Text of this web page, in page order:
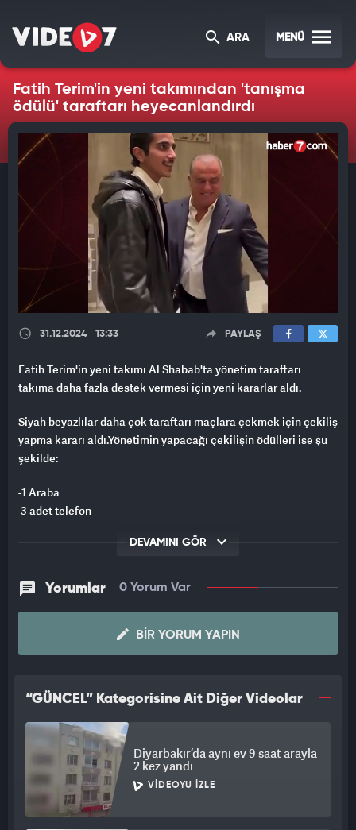
ARA MENÜ
Fatih Terim'in yeni takımından 'tanışma
ödülü' taraftarı heyecanlandırdı
31.12.2024 13:33 PAYLAŞ
Fatih Terim'in yeni takımı Al Shabab'ta yönetim taraftarı
takıma daha fazla destek vermesi için yeni kararlar aldı.
Siyah beyazlılar daha çok taraftarı maçlara çekmek için çekiliş
yapma kararı aldı.Yönetimin yapacağı çekilişin ödülleri ise şu
şekilde:
-1 Araba
-3 adet telefon
-"İmparator Fatih Terim" imzalı 20 forma
gezebilmek için 20 adet bilet
DEVAMINI GÖR
Yorumlar 0 Yorum Var
BIR YORUM YAPIN
“GÜNCEL” Kategorisine Ait Diğer Videolar
Diyarbakır’da aynı ev 9 saat arayla
2 kez yandı
VIDEOYU İZLE